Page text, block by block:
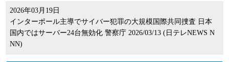
2026年03月19日
インターポール主導でサイバー犯罪の大規模国際共同捜査 日本
国内ではサーバー24台無効化 警察庁 2026/03/13 (日テレNEWS N
NN)